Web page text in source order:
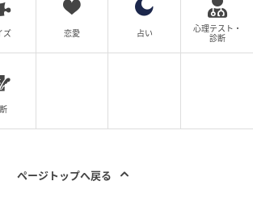
「最近夫が変なんです…」義母に相談すると、意
な反応が？【妊娠したら夫が行方不明になった
Vol.11】
妊娠したら夫が行方不明になった話
ズ 恋愛 占い
心理テスト・
診断
ページトップへ戻る